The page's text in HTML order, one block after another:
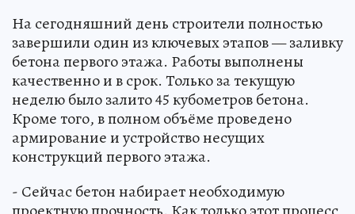
На сегодняшний день строители полностью
завершили один из ключевых этапов — заливку
бетона первого этажа. Работы выполнены
качественно и в срок. Только за текущую
неделю было залито 45 кубометров бетона.
Кроме того, в полном объёме проведено
армирование и устройство несущих
конструкций первого этажа.
- Сейчас бетон набирает необходимую